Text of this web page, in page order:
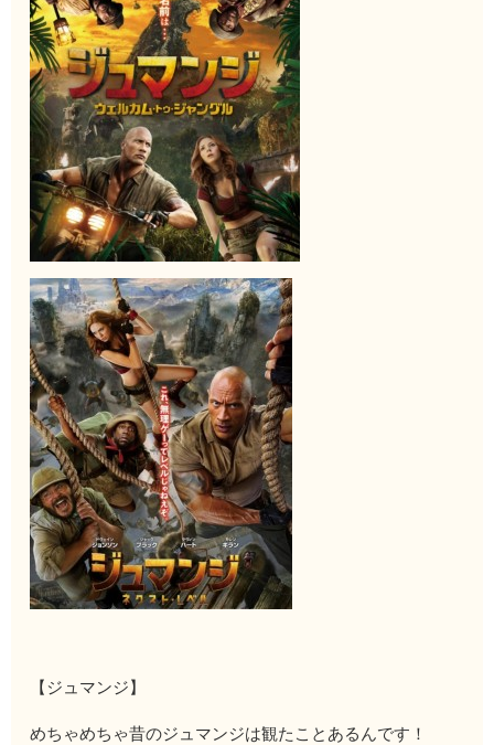
【ジュマンジ】
めちゃめちゃ昔のジュマンジは観たことあるんです！